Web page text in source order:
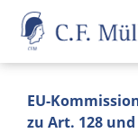
EU-
zu Art. 128 und